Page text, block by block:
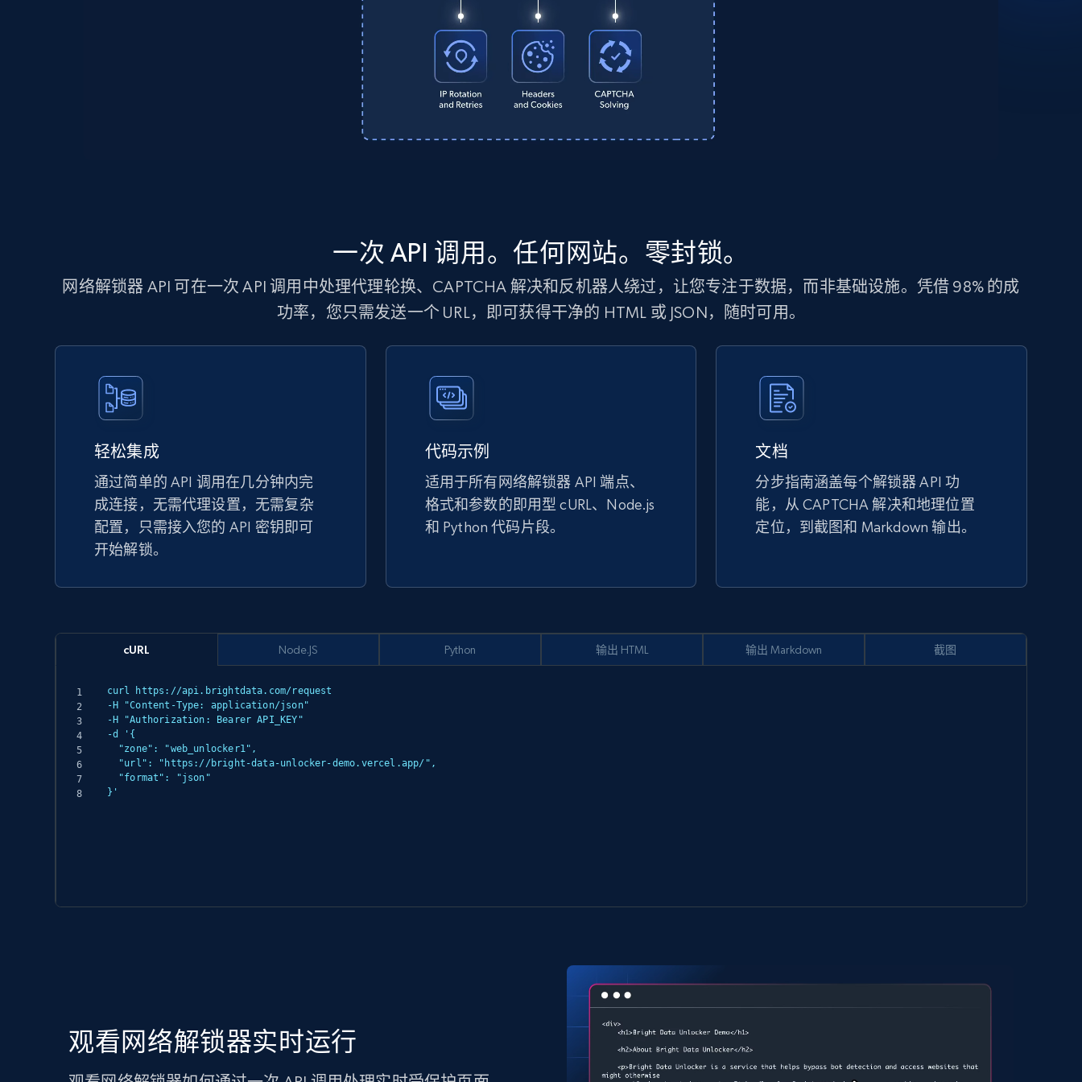
一次 API 调用。任何网站。零封锁。
网络解锁器 API 可在一次 API 调用中处理代理轮换、CAPTCHA 解决和反机器人绕过，让您专注于数据，而非基础设施。凭借 98% 的成
功率，您只需发送一个 URL，即可获得干净的 HTML 或 JSON，随时可用。
轻松集成
通过简单的 API 调用在几分钟内完
成连接，无需代理设置，无需复杂
配置，只需接入您的 API 密钥即可
开始解锁。
代码示例
适用于所有网络解锁器 API 端点、
格式和参数的即用型 cURL、Node.js
和 Python 代码片段。
文档
分步指南涵盖每个解锁器 API 功
能，从 CAPTCHA 解决和地理位置
定位，到截图和 Markdown 输出。
cURL
curl https://api.brightdata.com/request
-H "Content-Type: application/json"
-H "Authorization: Bearer API_KEY"
-d '{
}'
Node.JS Python 输出 HTML 输出 Markdown 截图
观看网络解锁器实时运行